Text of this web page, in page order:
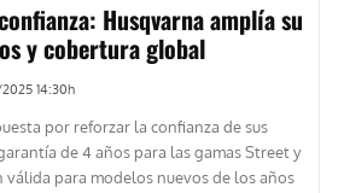
Husqvarna amplía su
y cobertura global
14:30h
por reforzar la confianza de sus
de 4 años para las gamas Street y
válida para modelos nuevos de los años